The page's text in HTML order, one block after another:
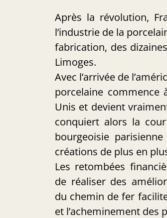
Après la révolution,
l’industrie de la
fabrication, des
Limoges.
Avec l’arrivée de
porcelaine commence
Unis et devient
conquiert alors la
bourgeoisie
créations de plus en
Les retombées
de réaliser des
du chemin de fer
et l’acheminement des